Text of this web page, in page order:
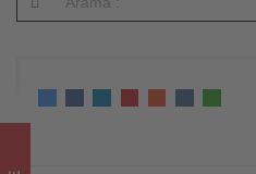
dijital
dönüşüm
öne
çıkıyor